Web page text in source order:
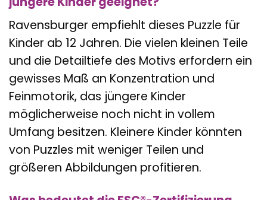
Ravensburger empfiehlt dieses Puzzle für
Kinder ab 12 Jahren. Die vielen kleinen Teile
und die Detailtiefe des Motivs erfordern ein
gewisses Maß an Konzentration und
Feinmotorik, das jüngere Kinder
möglicherweise noch nicht in vollem
Umfang besitzen. Kleinere Kinder könnten
von Puzzles mit weniger Teilen und
größeren Abbildungen profitieren.